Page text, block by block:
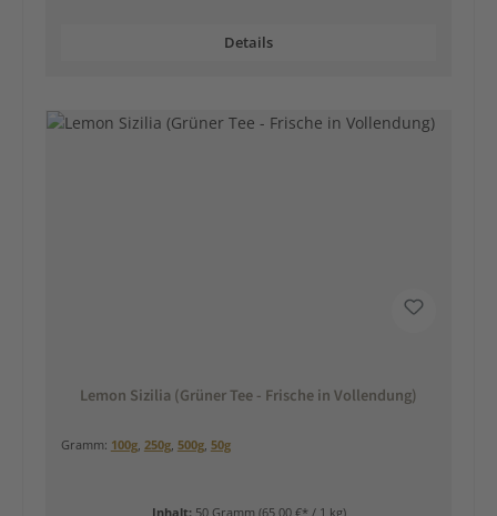
Details
Lemon Sizilia (Grüner Tee - Frische in Vollendung)
Gramm: 100g, 250g, 500g, 50g
Inhalt: 50 Gramm (65,00 €* / 1 kg)